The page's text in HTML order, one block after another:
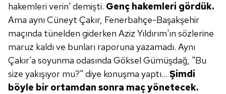
kullanılmaktadır. Diğer çerezler, sitemizin daha işlevsel
kılınması ve kişiselleştirilmesi ve sizlere yönelik
reklam/pazarlama faaliyetlerinin yapılması, amaçlarıyla
sınırlı olarak açık rızanız dahilinde kullanılacaktır.
Çerezlere ilişkin tercihlerinizi aşağıda yer alan panel
vasıtasıyla belirleyebilirsiniz. Çerezlere ilişkin detaylı bilgi
için Ayarlar butonuna tıklayabilir, Çerez Bilgilendirme
hakemleri verin' demişti. Genç hakemleri gördük.
Ama aynı Cüneyt Çakır, Fenerbahçe-Başakşehir
maçında tünelden giderken Aziz Yıldırım'ın sözlerine
maruz kaldı ve bunları raporuna yazamadı. Aynı
Çakır'a soyunma odasında Göksel Gümüşdağ, "Bu
size yakışıyor mu?" diye konuşma yaptı... Şimdi
böyle bir ortamdan sonra maç yönetecek.